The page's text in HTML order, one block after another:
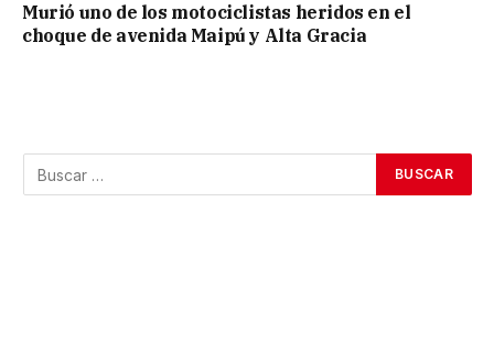
Murió uno de los motociclistas heridos en el
choque de avenida Maipú y Alta Gracia